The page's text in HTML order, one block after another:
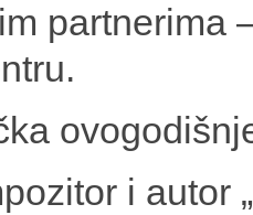
partnerima
i autor